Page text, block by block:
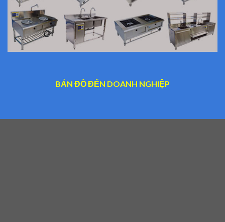
BẢN ĐỒ ĐẾN DOANH NGHIỆP